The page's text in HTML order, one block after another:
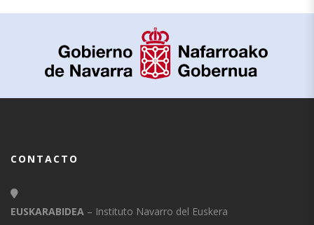
CONTACTO
EUSKARABIDEA – Instituto Navarro del Euskera